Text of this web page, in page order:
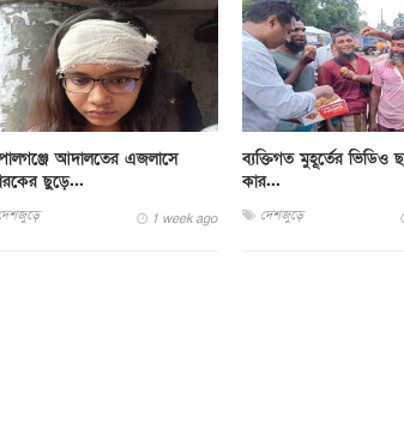
আদালতের এজলাসে
ছুড়ে...
1 week ago
ব্যক্তিগত মুহূর্তের ভিডিও
কার...
দেশজুড়ে